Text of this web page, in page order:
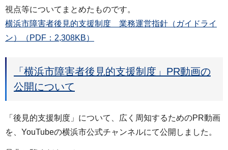
視点等についてまとめたものです。
横浜市障害者後見的支援制度 業務運営指針（ガイドライ
ン）（PDF：2,308KB）
「横浜市障害者後見的支援制度」PR動画の
公開について
「後見的支援制度」について、広く周知するためのPR動画
を、YouTubeの横浜市公式チャンネルにて公開しました。